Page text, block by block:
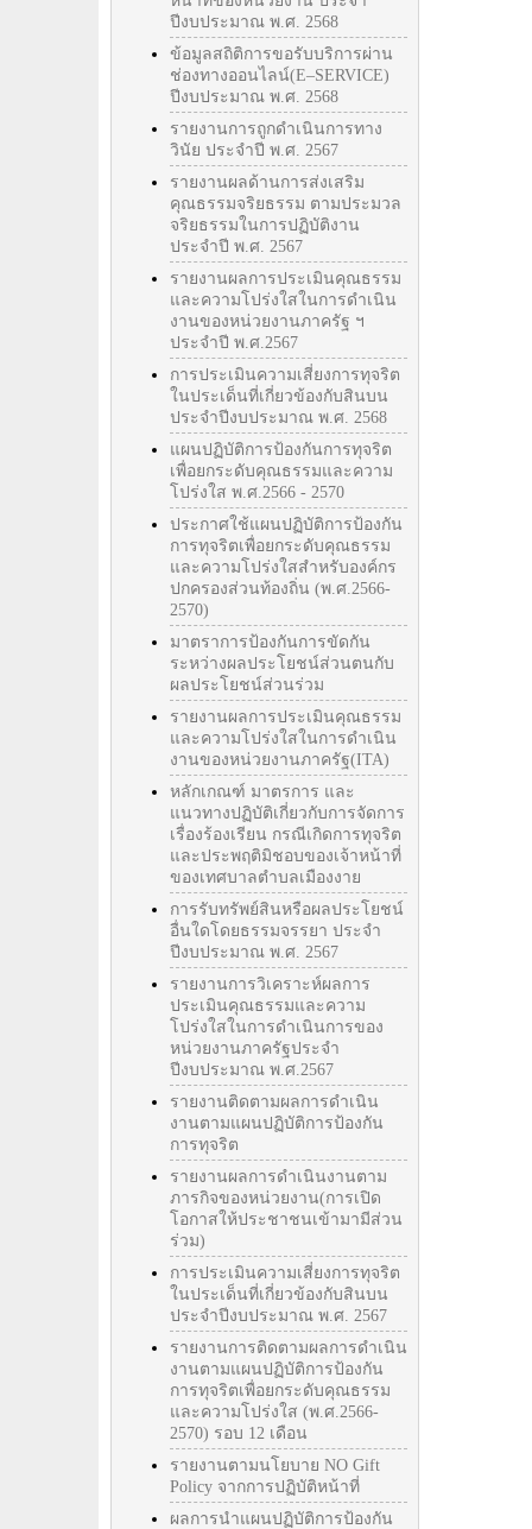
ปีงบประมาณ พ.ศ. 2568
ข้อมูลสถิติการขอรับบริการผ่าน
ช่องทางออนไลน์(E–SERVICE)
ปีงบประมาณ พ.ศ. 2568
รายงานการถูกดำเนินการทาง
วินัย ประจำปี พ.ศ. 2567
รายงานผลด้านการส่งเสริม
คุณธรรมจริยธรรม ตามประมวล
จริยธรรมในการปฏิบัติงาน
ประจำปี พ.ศ. 2567
รายงานผลการประเมินคุณธรรม
และความโปร่งใสในการดำเนิน
งานของหน่วยงานภาครัฐ ฯ
ประจำปี พ.ศ.2567
การประเมินความเสี่ยงการทุจริต
ในประเด็นที่เกี่ยวข้องกับสินบน
ประจำปีงบประมาณ พ.ศ. 2568
แผนปฏิบัติการป้องกันการทุจริต
เพื่อยกระดับคุณธรรมและความ
โปร่งใส พ.ศ.2566 - 2570
ประกาศใช้แผนปฏิบัติการป้องกัน
การทุจริตเพื่อยกระดับคุณธรรม
และความโปร่งใสสำหรับองค์กร
ปกครองส่วนท้องถิ่น (พ.ศ.2566-
2570)
มาตราการป้องกันการขัดกัน
ระหว่างผลประโยชน์ส่วนตนกับ
ผลประโยชน์ส่วนร่วม
รายงานผลการประเมินคุณธรรม
และความโปร่งใสในการดำเนิน
งานของหน่วยงานภาครัฐ(ITA)
หลักเกณฑ์ มาตรการ และ
แนวทางปฏิบัติเกี่ยวกับการจัดการ
เรื่องร้องเรียน กรณีเกิดการทุจริต
และประพฤติมิชอบของเจ้าหน้าที่
ของเทศบาลตำบลเมืองงาย
การรับทรัพย์สินหรือผลประโยชน์
อื่นใดโดยธรรมจรรยา ประจำ
ปีงบประมาณ พ.ศ. 2567
รายงานการวิเคราะห์ผลการ
ประเมินคุณธรรมและความ
โปร่งใสในการดำเนินการของ
หน่วยงานภาครัฐประจำ
ปีงบประมาณ พ.ศ.2567
รายงานติดตามผลการดำเนิน
งานตามแผนปฏิบัติการป้องกัน
การทุจริต
รายงานผลการดำเนินงานตาม
ภารกิจของหน่วยงาน(การเปิด
โอกาสให้ประชาชนเข้ามามีส่วน
ร่วม)
การประเมินความเสี่ยงการทุจริต
ในประเด็นที่เกี่ยวข้องกับสินบน
ประจำปีงบประมาณ พ.ศ. 2567
รายงานการติดตามผลการดำเนิน
งานตามแผนปฏิบัติการป้องกัน
การทุจริตเพื่อยกระดับคุณธรรม
และความโปร่งใส (พ.ศ.2566-
2570) รอบ 12 เดือน
รายงานตามนโยบาย NO Gift
Policy จากการปฏิบัติหน้าที่
ผลการนำแผนปฏิบัติการป้องกัน